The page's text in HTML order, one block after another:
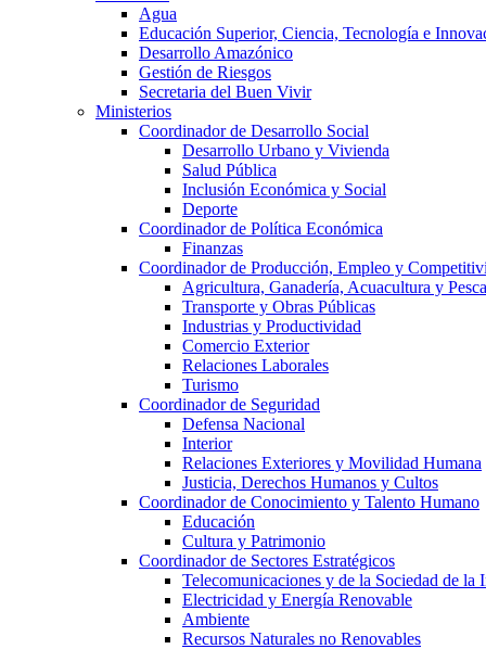
Agua
Educación Superior, Ciencia, Tecnología e
Desarrollo Amazónico
Gestión de Riesgos
Secretaria del Buen Vivir
Ministerios
Coordinador de Desarrollo Social
Desarrollo Urbano y Vivienda
Salud Pública
Inclusión Económica y Social
Deporte
Coordinador de Política Económica
Finanzas
Coordinador de Producción, Empleo y
Agricultura, Ganadería, Acuacultura y Pesca
Transporte y Obras Públicas
Industrias y Productividad
Comercio Exterior
Relaciones Laborales
Turismo
Coordinador de Seguridad
Defensa Nacional
Interior
Relaciones Exteriores y Movilidad Humana
Justicia, Derechos Humanos y Cultos
Coordinador de Conocimiento y Talento Humano
Educación
Cultura y Patrimonio
Coordinador de Sectores Estratégicos
Telecomunicaciones y de la Sociedad de la
Electricidad y Energía Renovable
Ambiente
Recursos Naturales no Renovables